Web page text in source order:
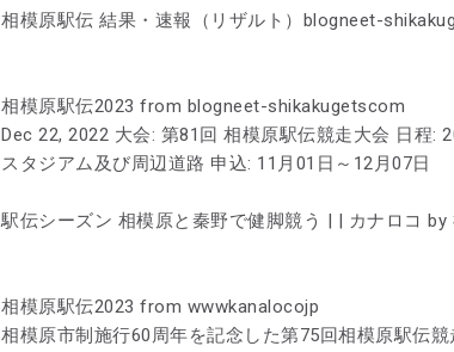
相模原駅伝 結果・速報（リザルト）blogneet-
相模原駅伝2023 from blogneet-shikakugetscom
Dec 22, 2022 大会: 第81回 相模原駅伝競走大会 日程:
スタジアム及び周辺道路 申込: 11月01日～12月07日
駅伝シーズン 相模原と秦野で健脚競う | | カナロコ
相模原駅伝2023 from wwwkanalocojp
相模原市制施行60周年を記念した第75回相模原駅伝